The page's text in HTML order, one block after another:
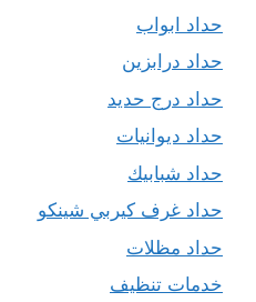
حداد ابواب
حداد درابزين
حداد درج حديد
حداد ديوانيات
حداد شبابيك
حداد غرف كيربي شينكو
حداد مظلات
خدمات تنظيف